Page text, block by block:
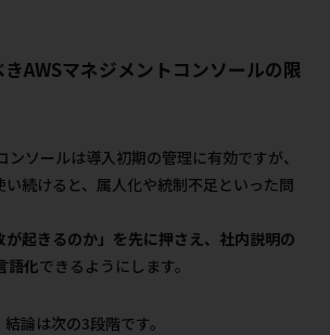
AWSマネジメントコンソールの限
ンソールは導入初期の管理に有効ですが、
続けると、属人化や統制不足といった問
が起きるのか」を先に押さえ、社内説明の
語化できるようにします。
論は次の3段階です。